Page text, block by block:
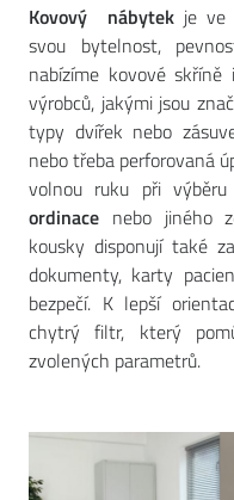
Kovový nábytekje ve
svou bytelnost,
nabízíme kovové
výrobců, jakými jsou
typy dvířek nebo
nebo třeba perforovaná
volnou ruku při
ordinace nebo jiného
kousky disponují také
dokumenty, karty
bezpečí. K lepší
chytrý filtr, který
zvolených parametrů.